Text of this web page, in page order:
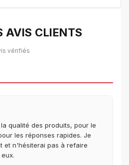
AVIS CLIENTS
vérifiés
qualité des produits, pour le
les réponses rapides. Je
et n'hésiterai pas à refaire